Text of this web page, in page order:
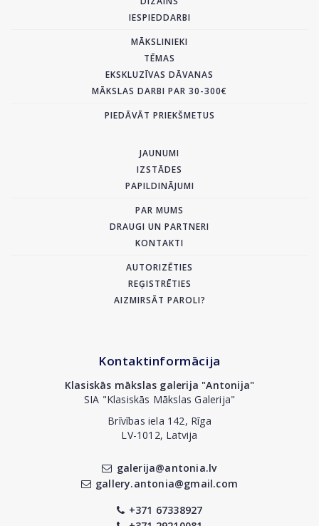
IESPIEDDARBI
MĀKSLINIEKI
TĒMAS
EKSKLUZĪVAS DĀVANAS
MĀKSLAS DARBI PAR 30-300€
PIEDĀVĀT PRIEKŠMETUS
JAUNUMI
IZSTĀDES
PAPILDINĀJUMI
PAR MUMS
DRAUGI UN PARTNERI
KONTAKTI
AUTORIZĒTIES
REĢISTRĒTIES
AIZMIRSĀT PAROLI?
Kontaktinformācija
Klasiskās mākslas galerija "Antonija"
SIA "Klasiskās Mākslas Galerija"
Brīvības iela 142, Rīga
LV-1012, Latvija
galerija@antonia.lv
gallery.antonia@gmail.com
+371 67338927